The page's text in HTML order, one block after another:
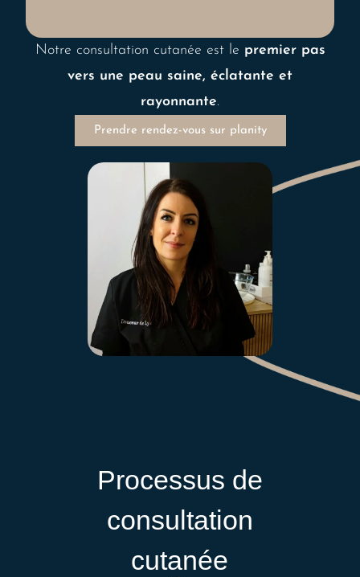
Notre consultation cutanée est le premier pas
vers une peau saine, éclatante et
rayonnante.
Prendre rendez-vous sur planity
Processus de
consultation
cutanée